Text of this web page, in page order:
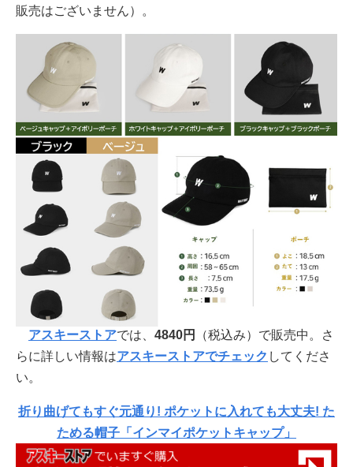
販売はございません）。
アスキーストアでは、 4840円
（税込み）で販売中。さ
らに詳しい情報はアスキーストアでチェック してくださ
い。
折り曲げてもすぐ元通り! ポケットに入れても大丈夫! た
ためる帽子「インマイポケットキャップ」